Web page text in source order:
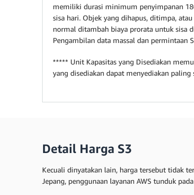
memiliki durasi minimum penyimpanan
sisa hari. Objek yang dihapus, ditimpa,
normal ditambah biaya prorata untuk sisa
Pengambilan data massal dan permintaan
***** Unit Kapasitas yang Disediakan
yang disediakan dapat menyediakan
Detail Harga S3
Kecuali dinyatakan lain, harga tersebut tidak
Jepang, penggunaan layanan AWS tunduk